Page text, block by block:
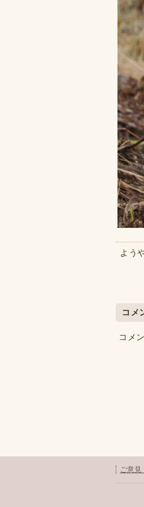
よう
コメ
コメ
ご意見